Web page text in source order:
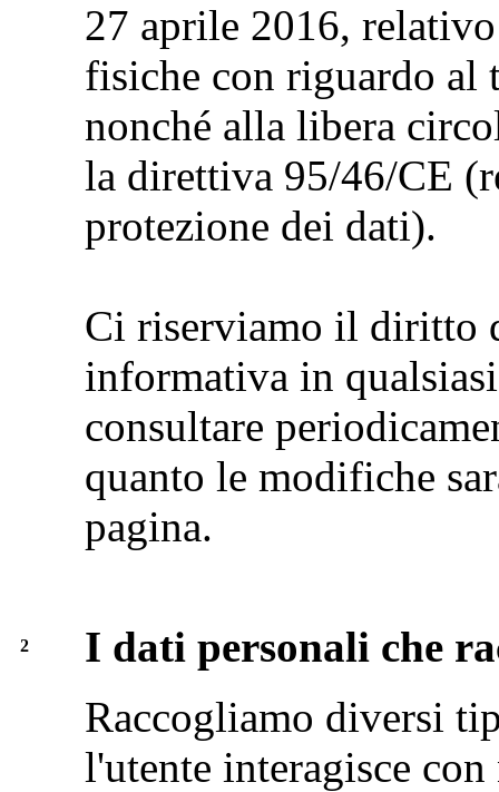
27 aprile 2016,
fisiche con riguardo al
nonché alla libera
la direttiva 95/46/CE
protezione dei dati).
Ci riserviamo il diritto
informativa in
consultare
quanto le modifiche
pagina.
2
I dati personali che
Raccogliamo diversi
l'utente interagisce